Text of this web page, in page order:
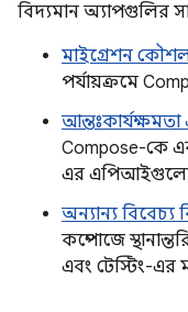
বিদ্যমান অ্যাপগুলির
মাইগ্রেশন
পর্যায়ক্রমে
Compose-কে
এর এপিআইগুলো
অন্যান্য বিবেচ্য
কম্পোজে
এবং টেস্টিং-এর